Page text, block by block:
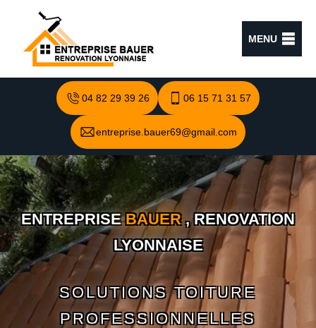
MENU
04 82 29 39 26 06 15 71 31 57
entreprise.bauer69@gmail.com
ENTREPRISEBAUER, RENOVATION
LYONNAISE
SOLUTIONS TOITURE
PROFESSIONNELLES